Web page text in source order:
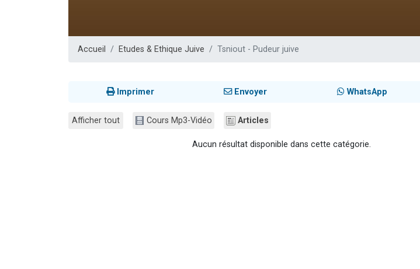
Accueil Etudes & Ethique Juive Tsniout - Pudeur juive
Imprimer Envoyer WhatsApp
Afficher tout Cours Mp3-Vidéo Articles
Aucun résultat disponible dans cette catégorie.